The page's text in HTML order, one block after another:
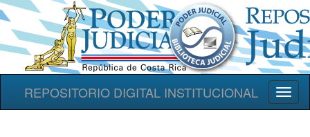
REPOSITORIO DIGITAL INSTITUCIONAL